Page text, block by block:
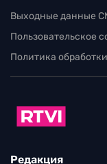
Выходные данные
Пользовательское
Политика
Редакция